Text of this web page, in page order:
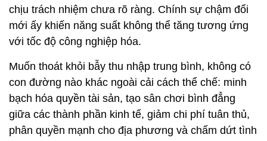
chịu trách nhiệm chưa rõ ràng. Chính sự chậm đổi
mới ấy khiến năng suất không thể tăng tương ứng
với tốc độ công nghiệp hóa.
Muốn thoát khỏi bẫy thu nhập trung bình, không có
con đường nào khác ngoài cải cách thể chế: minh
bạch hóa quyền tài sản, tạo sân chơi bình đẳng
giữa các thành phần kinh tế, giảm chi phí tuân thủ,
phân quyền mạnh cho địa phương và chấm dứt tình